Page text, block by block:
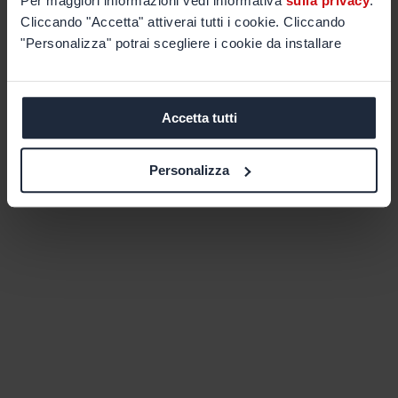
Cliccando "Accetta" attiverai tutti i cookie. Cliccando
"Personalizza" potrai scegliere i cookie da installare
Accetta tutti
Personalizza